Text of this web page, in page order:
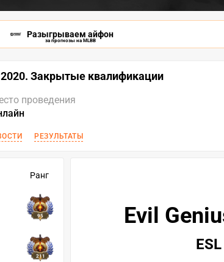
Разыгрываем айфон
за прогнозы на MLBB
2020. Закрытые квалификации
проведения
РЕЗУЛЬТАТЫ
Ранг
95
211
Evil